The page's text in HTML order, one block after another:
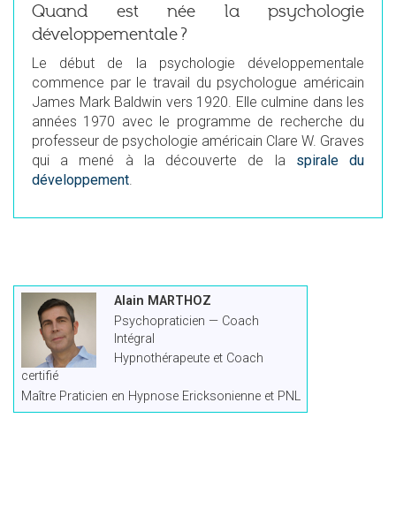
Quand est née la psychologie
développementale ?
Le début de la psychologie développementale
commence par le travail du psychologue américain
James Mark Baldwin vers 1920. Elle culmine dans les
années 1970 avec le programme de recherche du
professeur de psychologie américain Clare W. Graves
qui a mené à la découverte de la spirale du
développement
Alain MARTHOZ
Psychopraticien — Coach
Intégral
Hypnothérapeute et Coach
certifié
Maître Praticien en Hypnose Ericksonienne et PNL